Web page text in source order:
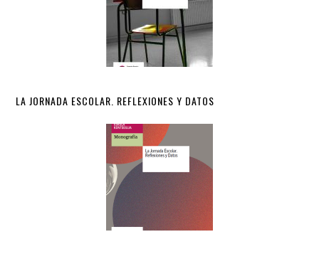
LA JORNADA ESCOLAR. REFLEXIONES Y DATOS